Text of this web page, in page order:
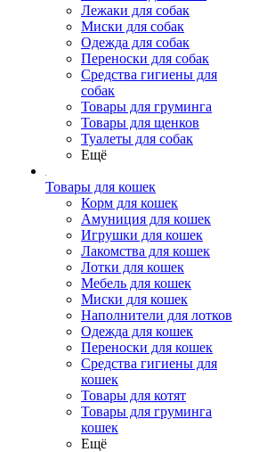
Лежаки для собак
Миски для собак
Одежда для собак
Переноски для собак
Средства гигиены для
собак
Товары для груминга
Товары для щенков
Туалеты для собак
Ещё
Товары для кошек
Корм для кошек
Амуниция для кошек
Игрушки для кошек
Лакомства для кошек
Лотки для кошек
Мебель для кошек
Миски для кошек
Наполнители для лотков
Одежда для кошек
Переноски для кошек
Средства гигиены для
кошек
Товары для котят
Товары для груминга
кошек
Ещё